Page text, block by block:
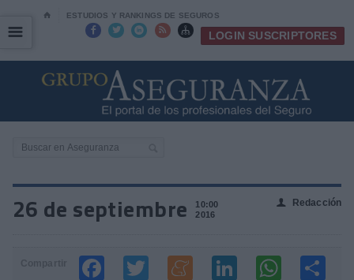
⌂ ESTUDIOS Y RANKINGS DE SEGUROS
     LOGIN SUSCRIPTORES
☰
☰
26 de septiembre
10:00
2016
👤 Redacción